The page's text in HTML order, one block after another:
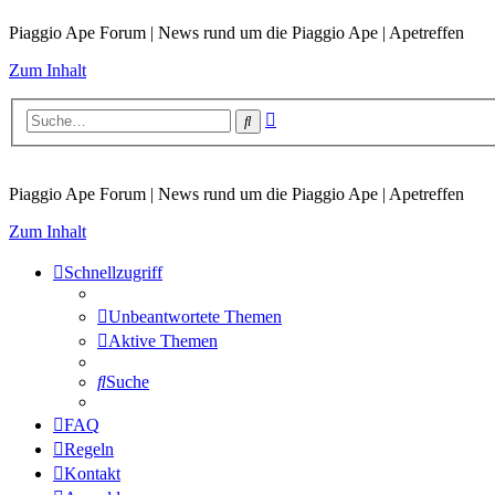
Piaggio Ape Forum | News rund um die Piaggio Ape | Apetreffen
Zum Inhalt
Suche
Piaggio Ape Forum | News rund um die Piaggio Ape | Apetreffen
Zum Inhalt
Schnellzugriff
Unbeantwortete Themen
Aktive Themen
Suche
FAQ
Regeln
Kontakt